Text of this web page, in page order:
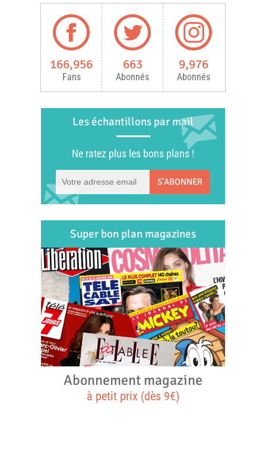
166,956
Fans
663
Abonnés
9,976
Abonnés
Les échantillons par mail
Ne ratez plus les bons plans !
S'ABONNER
Super bon plan magazines
Abonnement magazine
à petit prix (dès 9€)